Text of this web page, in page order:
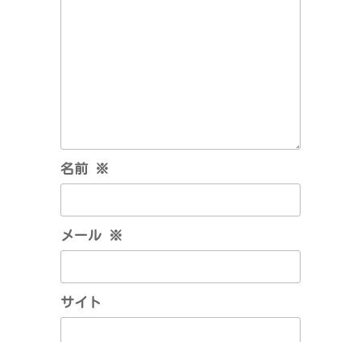
名前 ※
メール ※
サイト